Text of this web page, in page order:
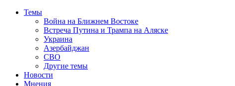
Темы
Война на Ближнем Востоке
Встреча Путина и Трампа на Аляске
Украина
Азербайджан
СВО
Другие темы
Новости
Мнения